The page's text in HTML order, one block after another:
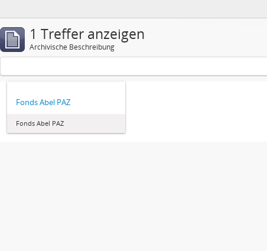
1 Treffer anzeigen
Archivische Beschreibung
Fonds Abel PAZ
Fonds Abel PAZ